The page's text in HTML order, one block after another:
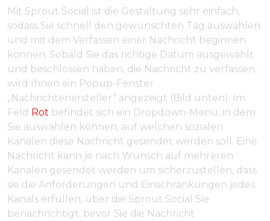
Mit Sprout Social ist die Gestaltung sehr einfach,
sodass Sie schnell den gewünschten Tag auswählen
und mit dem Verfassen einer Nachricht beginnen
können. Sobald Sie das richtige Datum ausgewählt
und beschlossen haben, die Nachricht zu verfassen,
wird Ihnen ein Popup-Fenster
„Nachrichtenersteller“ angezeigt (Bild unten). Im
Feld Rot befindet sich ein Dropdown-Menü, in dem
Sie auswählen können, auf welchen sozialen
Kanälen diese Nachricht gesendet werden soll. Eine
Nachricht kann je nach Wunsch auf mehreren
Kanälen gesendet werden um sicherzustellen, dass
sie die Anforderungen und Einschränkungen jedes
Kanals erfüllen, über die Sprout Social Sie
benachrichtigt, bevor Sie die Nachricht